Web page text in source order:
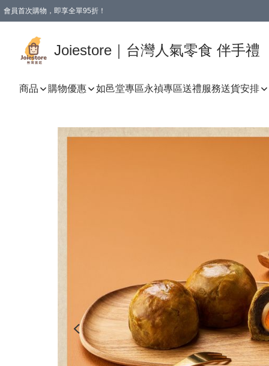
會員首次購物，即享全單95折！
Joiestore｜台灣人氣零食 伴手禮
商品 購物優惠 如邑堂專區永禎專區送禮服務送貨安排